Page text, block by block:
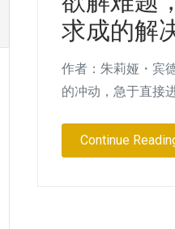
求成的解
作者：朱莉娅・宾
的冲动，急于直接
Continue